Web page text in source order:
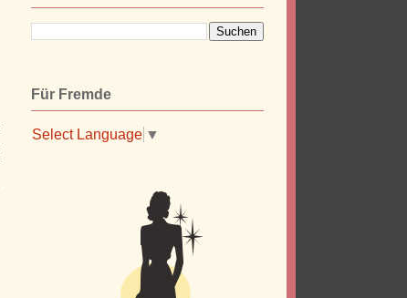
Für Fremde
Select Language ▼